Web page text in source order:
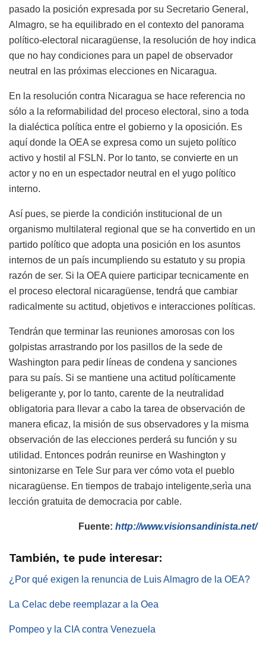
pasado la posición expresada por su Secretario General,
Almagro, se ha equilibrado en el contexto del panorama
político-electoral nicaragüense, la resolución de hoy indica
que no hay condiciones para un papel de observador
neutral en las próximas elecciones en Nicaragua.
En la resolución contra Nicaragua se hace referencia no
sólo a la reformabilidad del proceso electoral, sino a toda
la dialéctica política entre el gobierno y la oposición. Es
aquí donde la OEA se expresa como un sujeto político
activo y hostil al FSLN. Por lo tanto, se convierte en un
actor y no en un espectador neutral en el yugo político
interno.
Así pues, se pierde la condición institucional de un
organismo multilateral regional que se ha convertido en un
partido político que adopta una posición en los asuntos
internos de un país incumpliendo su estatuto y su propia
razón de ser. Si la OEA quiere participar tecnicamente en
el proceso electoral nicaragüense, tendrá que cambiar
radicalmente su actitud, objetivos e interacciones políticas.
Tendrán que terminar las reuniones amorosas con los
golpistas arrastrando por los pasillos de la sede de
Washington para pedir líneas de condena y sanciones
para su país. Si se mantiene una actitud políticamente
beligerante y, por lo tanto, carente de la neutralidad
obligatoria para llevar a cabo la tarea de observación de
manera eficaz, la misión de sus observadores y la misma
observación de las elecciones perderá su función y su
utilidad. Entonces podrán reunirse en Washington y
sintonizarse en Tele Sur para ver cómo vota el pueblo
nicaragüense. En tiempos de trabajo inteligente,serìa una
lección gratuita de democracia por cable.
Fuente: http://www.visionsandinista.net/
También, te pude interesar:
¿Por qué exigen la renuncia de Luis Almagro de la OEA?
La Celac debe reemplazar a la Oea
Pompeo y la CIA contra Venezuela